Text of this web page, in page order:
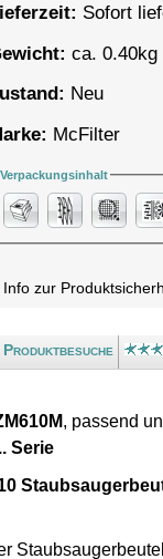
Sofort
ca. 0.40kg
Neu
McFilter
Verpackungsinhalt
zur
Produktbesuche
, passend
Serie